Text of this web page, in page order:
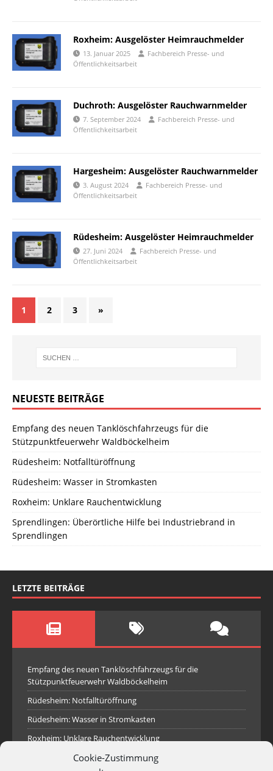
Cookie-Zustimmung
Roxheim: Ausgelöster Heimrauchmelder
13. Januar 2025
Fachbereich Presse- und
Öffentlichkeitsarbeit
Duchroth: Ausgelöster Rauchwarnmelder
7. September 2024
Fachbereich Presse- und
Öffentlichkeitsarbeit
Hargesheim: Ausgelöster Rauchwarnmelder
3. August 2024
Fachbereich Presse- und
Öffentlichkeitsarbeit
Rüdesheim: Ausgelöster Heimrauchmelder
27. Juni 2024
Fachbereich Presse- und
Öffentlichkeitsarbeit
1 2 3 »
NEUESTE BEITRÄGE
Empfang des neuen Tanklöschfahrzeugs für die
Stützpunktfeuerwehr Waldböckelheim
Rüdesheim: Notfalltüröffnung
Rüdesheim: Wasser in Stromkasten
Roxheim: Unklare Rauchentwicklung
Sprendlingen: Überörtliche Hilfe bei Industriebrand in
Sprendlingen
LETZTE BEITRÄGE
Empfang des neuen Tanklöschfahrzeugs für die
Stützpunktfeuerwehr Waldböckelheim
Rüdesheim: Notfalltüröffnung
Rüdesheim: Wasser in Stromkasten
Roxheim: Unklare Rauchentwicklung
Sprendlingen: Überörtliche Hilfe bei Industriebrand in